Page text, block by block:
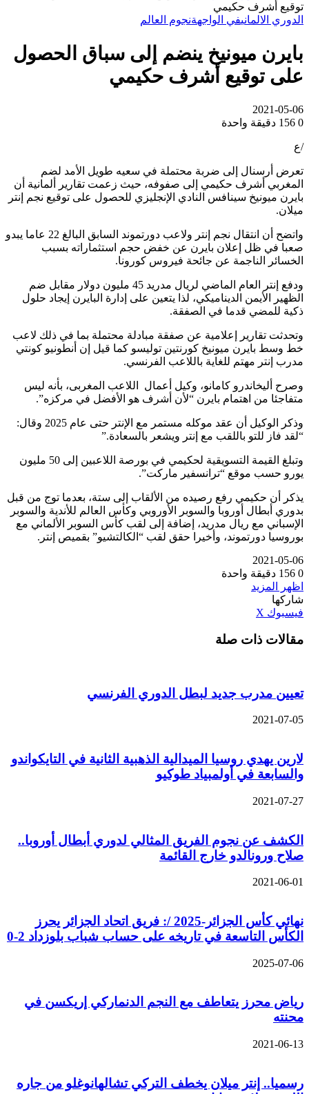
توقيع أشرف حكيمي
الدوري الالمانيفي الواجهةنجوم العالم
بايرن ميونيخ ينضم إلى سباق الحصول
على توقيع أشرف حكيمي
2021-05-06
0
دقيقة واحدة
/ع
تعرض أرسنال إلى ضربة محتملة في سعيه طويل الأمد لضم
المغربي أشرف حكيمي إلى صفوفه، حيث زعمت تقارير ألمانية أن
بايرن ميونيخ سينافس النادي الإنجليزي للحصول على توقيع نجم إنتر
ميلان.
واتضح أن انتقال نجم إنتر ولاعب دورتموند السابق البالغ 22 عاما يبدو
صعبا في ظل إعلان بايرن عن خفض حجم استثماراته بسبب
الخسائر الناجمة عن جائحة فيروس كورونا.
ودفع إنتر العام الماضي لريال مدريد 45 مليون دولار مقابل ضم
الظهير الأيمن الديناميكي، لذا يتعين على إدارة البايرن إيجاد حلول
ذكية للمضي قدما في الصفقة.
وتحدثت تقارير إعلامية عن صفقة مبادلة محتملة بما في ذلك لاعب
خط وسط بايرن ميونيخ كورنتين توليسو كما قيل إن أنطونيو كونتي
مدرب إنتر مهتم للغاية باللاعب الفرنسي.
وصرح أليخاندرو كامانو، وكيل أعمال اللاعب المغربى، بأنه ليس
متفاجئا من اهتمام بايرن “لأن أشرف هو الأفضل في مركزه”.
وذكر الوكيل أن عقد موكله مستمر مع الإنتر حتى عام 2025 وقال:
“لقد فاز للتو باللقب مع إنتر ويشعر بالسعادة.”
وتبلغ القيمة التسويقية لحكيمي في بورصة اللاعبين إلى 50 مليون
يورو حسب موقع “ترانسفير ماركت”.
يذكر أن حكيمي رفع رصيده من الألقاب إلى ستة، بعدما توج من قبل
بدوري أبطال أوروبا والسوبر الأوروبي وكأس العالم للأندية والسوبر
الإسباني مع ريال مدريد، إضافة إلى لقب كأس السوبر الألماني مع
بوروسيا دورتموند، وأخيرا حقق لقب “الكالتشيو” بقميص إنتر.
2021-05-06
0
دقيقة واحدة
اظهر المزيد
شاركها
فيسبوك ‫X
البريد
مقالات ذات صلة
تعيين مدرب جديد لبطل الدوري الفرنسي
2021-07-05
لارين يهدي روسيا الميدالية الذهبية الثانية في التايكواندو
والسابعة في أولمبياد طوكيو
2021-07-27
الكشف عن نجوم الفريق المثالي لدوري أبطال أوروبا..
صلاح ورونالدو خارج القائمة
2021-06-01
نهائي كأس الجزائر-2025 /: فريق اتحاد الجزائر يحرز
الكأس التاسعة في تاريخه على حساب شباب بلوزداد 2-0
2025-07-06
رياض محرز يتعاطف مع النجم الدنماركي إريكسن في
محنته
2021-06-13
رسميا.. إنتر ميلان يخطف التركي تشالهانوغلو من جاره